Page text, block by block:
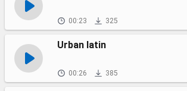
00:23 325
Urban latin
00:26 385